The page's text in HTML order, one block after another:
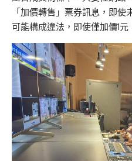
「加價轉售」票券訊息，即
可能構成違法，即使僅加價1元